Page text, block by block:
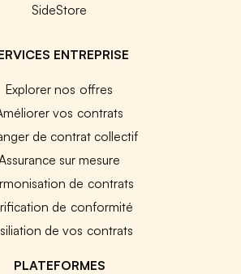
SideStore
ENTREPRISE
Explorer nos offres
vos contrats
de contrat collectif
sur mesure
de contrats
de conformité
de vos contrats
PLATEFORMES